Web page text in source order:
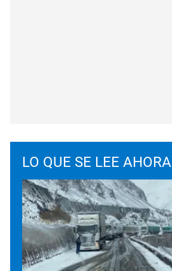
LO QUE SE LEE AHORA